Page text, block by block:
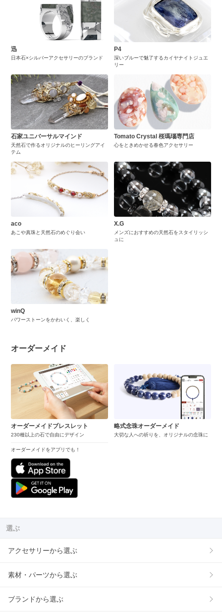
迅
日本石×シルバーアクセサリーのブランド
P4
深いブルーで魅了するカイヤナイトジュエ
リー
石家ユニバーサルマインド
天然石で作るオリジナルのヒーリングアイ
テム
Tomato Crystal 桜瑪瑙専門店
心をときめかせる春色アクセサリー
aco
あこや真珠と天然石のめぐり会い
X.G
メンズにおすすめの天然石をスタイリッシ
ュに
winQ
パワーストーンをかわいく、楽しく
オーダーメイド
オーダーメイドブレスレット
230種以上の石で自由にデザイン
オーダーメイドをアプリでも！
略式念珠オーダーメイド
大切な人への祈りを、オリジナルの念珠に
選ぶ
アクセサリーから選ぶ
素材・パーツから選ぶ
ブランドから選ぶ